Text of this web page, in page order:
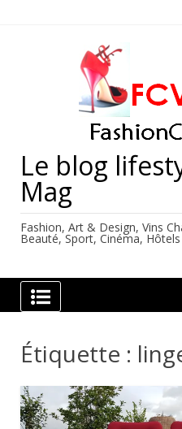
Le blog
Mag
Fashion, Art & Design, Vins
Beauté, Sport, Cinéma,
Étiquette :